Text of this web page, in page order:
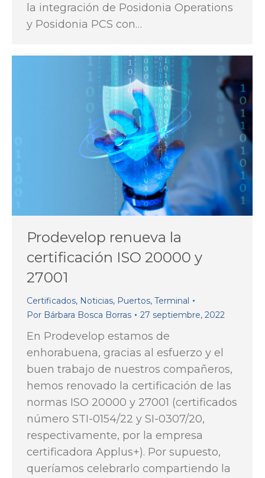
la integración de Posidonia Operations
y Posidonia PCS con…
Prodevelop renueva la
certificación ISO 20000 y
27001
Certificados, Noticias, Puertos, Terminal
Por Bárbara Bosca Borras 27 septiembre, 2022
En Prodevelop estamos de
enhorabuena, gracias al esfuerzo y el
buen trabajo de nuestros compañeros,
hemos renovado la certificación de las
normas ISO 20000 y 27001 (certificados
número STI-0154/22 y SI-0307/20,
respectivamente, por la empresa
certificadora Applus+). Por supuesto,
queríamos celebrarlo compartiendo la